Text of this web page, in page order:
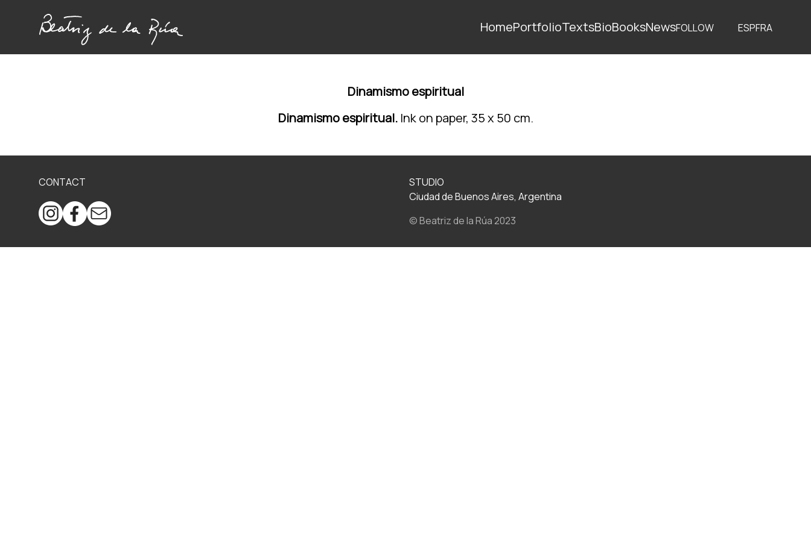
HomePortfolioTextsBioBooksNewsFOLLOW ESPFRA
Dinamismo espiritual
Dinamismo espiritual.Ink on paper, 35 x 50 cm.
CONTACT
STUDIO
Ciudad de Buenos Aires, Argentina
© Beatriz de la Rúa 2023